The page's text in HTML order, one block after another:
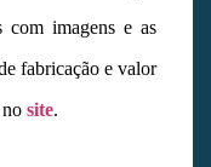
com imagens e as
fabricação e valor
site.